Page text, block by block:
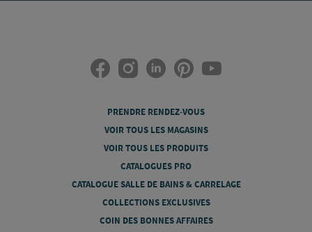
PRENDRE RENDEZ-VOUS
VOIR TOUS LES MAGASINS
VOIR TOUS LES PRODUITS
CATALOGUES PRO
CATALOGUE SALLE DE BAINS & CARRELAGE
COLLECTIONS EXCLUSIVES
COIN DES BONNES AFFAIRES